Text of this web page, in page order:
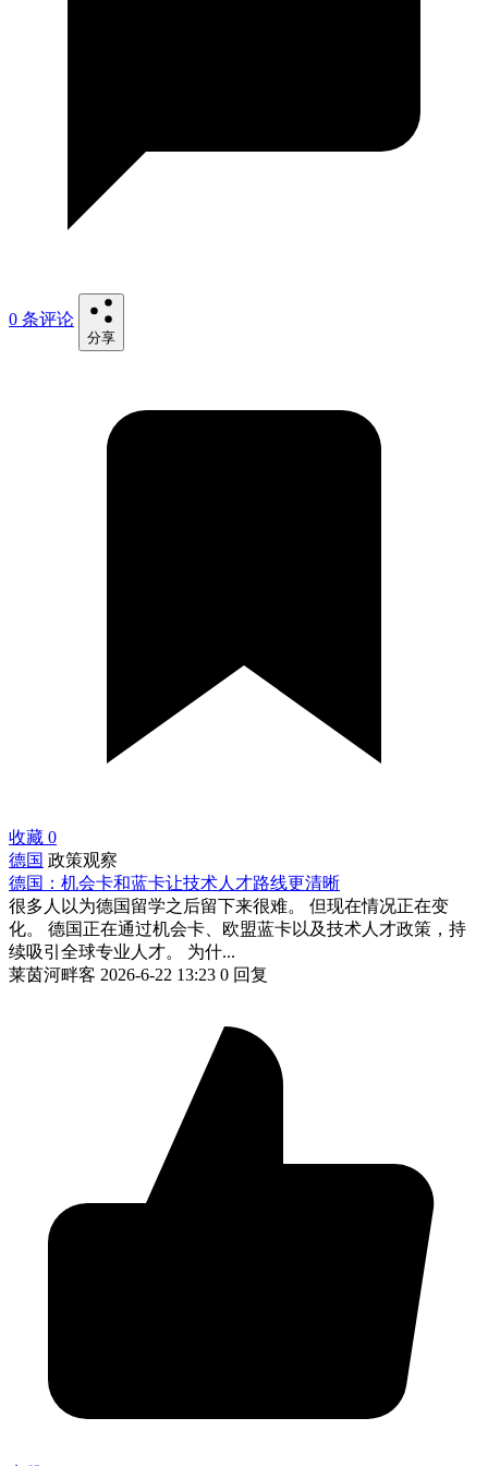
0 条评论
分享
收藏 0
德国 政策观察
德国：机会卡和蓝卡让技术人才路线更清晰
很多人以为德国留学之后留下来很难。 但现在情况正在变
化。 德国正在通过机会卡、欧盟蓝卡以及技术人才政策，持
续吸引全球专业人才。 为什...
莱茵河畔客 2026-6-22 13:23 0 回复